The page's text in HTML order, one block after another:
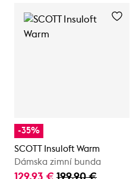
-35%
SCOTT Insuloft Warm
Dámska zimní bunda
129,93 € 199,90 €